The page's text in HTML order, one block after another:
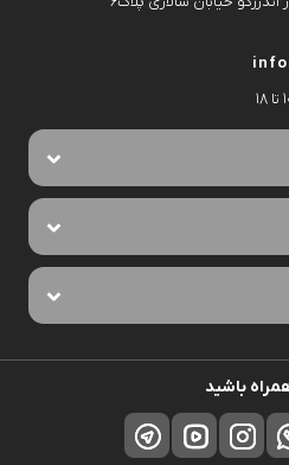
باشید